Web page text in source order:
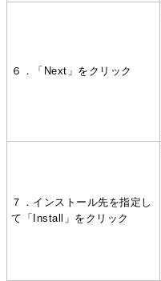
６．「Next」をクリック
７．インストール先を指定し
て「Install」をクリック